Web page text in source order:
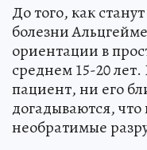
До того, как
болезни
ориентации в
среднем 15-20
пациент, ни его
догадываются, что
необратимые